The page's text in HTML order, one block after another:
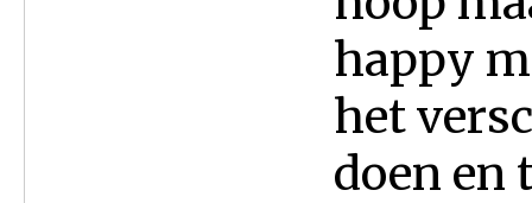
happy
het
doen en